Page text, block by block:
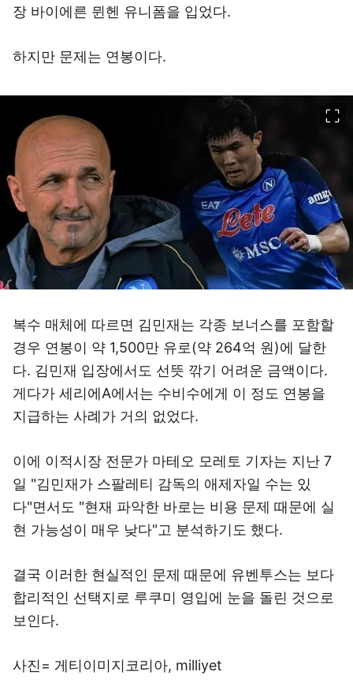
장 바이에른 뮌헨 유니폼을 입었다.
하지만 문제는 연봉이다.
복수 매체에 따르면 김민재는 각종 보너스를 포함할
경우 연봉이 약 1,500만 유로(약 264억 원)에 달한
다. 김민재 입장에서도 선뜻 깎기 어려운 금액이다.
게다가 세리에A에서는 수비수에게 이 정도 연봉을
지급하는 사례가 거의 없었다.
이에 이적시장 전문가 마테오 모레토 기자는 지난 7
일 "김민재가 스팔레티 감독의 애제자일 수는 있
다"면서도 "현재 파악한 바로는 비용 문제 때문에 실
현 가능성이 매우 낮다"고 분석하기도 했다.
결국 이러한 현실적인 문제 때문에 유벤투스는 보다
합리적인 선택지로 루쿠미 영입에 눈을 돌린 것으로
보인다.
사진= 게티이미지코리아, milliyet